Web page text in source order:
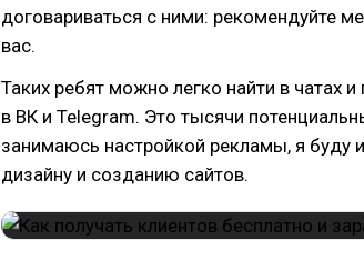
договариваться с ними: рекомендуйте
вас.
Таких ребят можно легко найти в чатах
в ВК и Telegram. Это тысячи
занимаюсь настройкой рекламы, я буду
дизайну и созданию сайтов.